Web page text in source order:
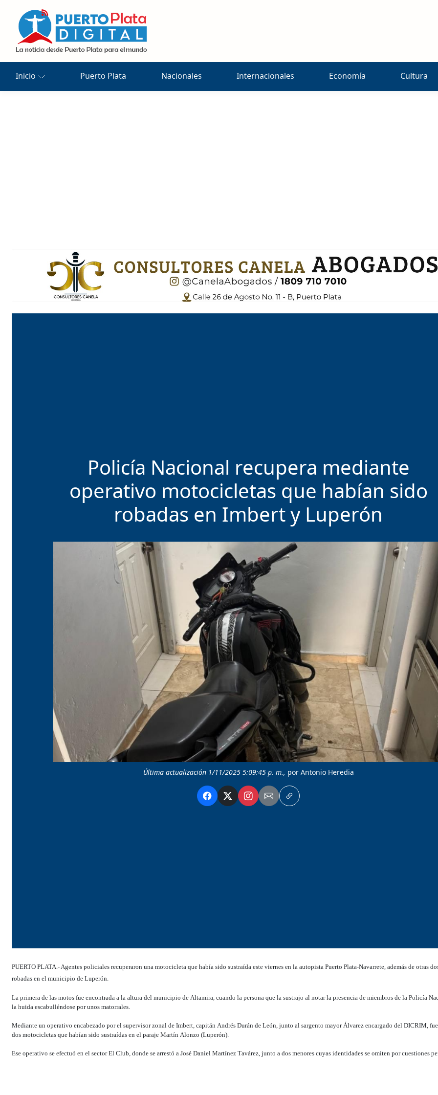
Inicio Puerto Plata Nacionales Internacionales Economía Cultura
Policía Nacional recupera mediante
operativo motocicletas que habían sido
robadas en Imbert y Luperón
Última actualización 1/11/2025 5:09:45 p. m., por Antonio Heredia
PUERTO PLATA.- Agentes policiales recuperaron una motocicleta que había sido sustraída este viernes en la autopista Puerto Plata-Navarrete, además de otras
robadas en el municipio de Luperón.
La primera de las motos fue encontrada a la altura del municipio de Altamira, cuando la persona que la sustrajo al notar la presencia de miembros de la Policía
la huida escabulléndose por unos matorrales.
Mediante un operativo encabezado por el supervisor zonal de Imbert, capitán Andrés Durán de León, junto al sargento mayor Álvarez encargado del DICRIM,
dos motocicletas que habían sido sustraídas en el paraje Martín Alonzo (Luperón).
Ese operativo se efectuó en el sector El Club, donde se arrestó a José Daniel Martínez Tavárez, junto a dos menores cuyas identidades se omiten por cuestiones